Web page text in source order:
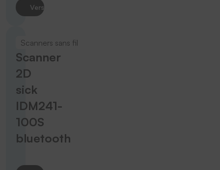
Vers le produit
Scanners sans fil
Scanner
2D
sick
IDM241-
100S
bluetooth